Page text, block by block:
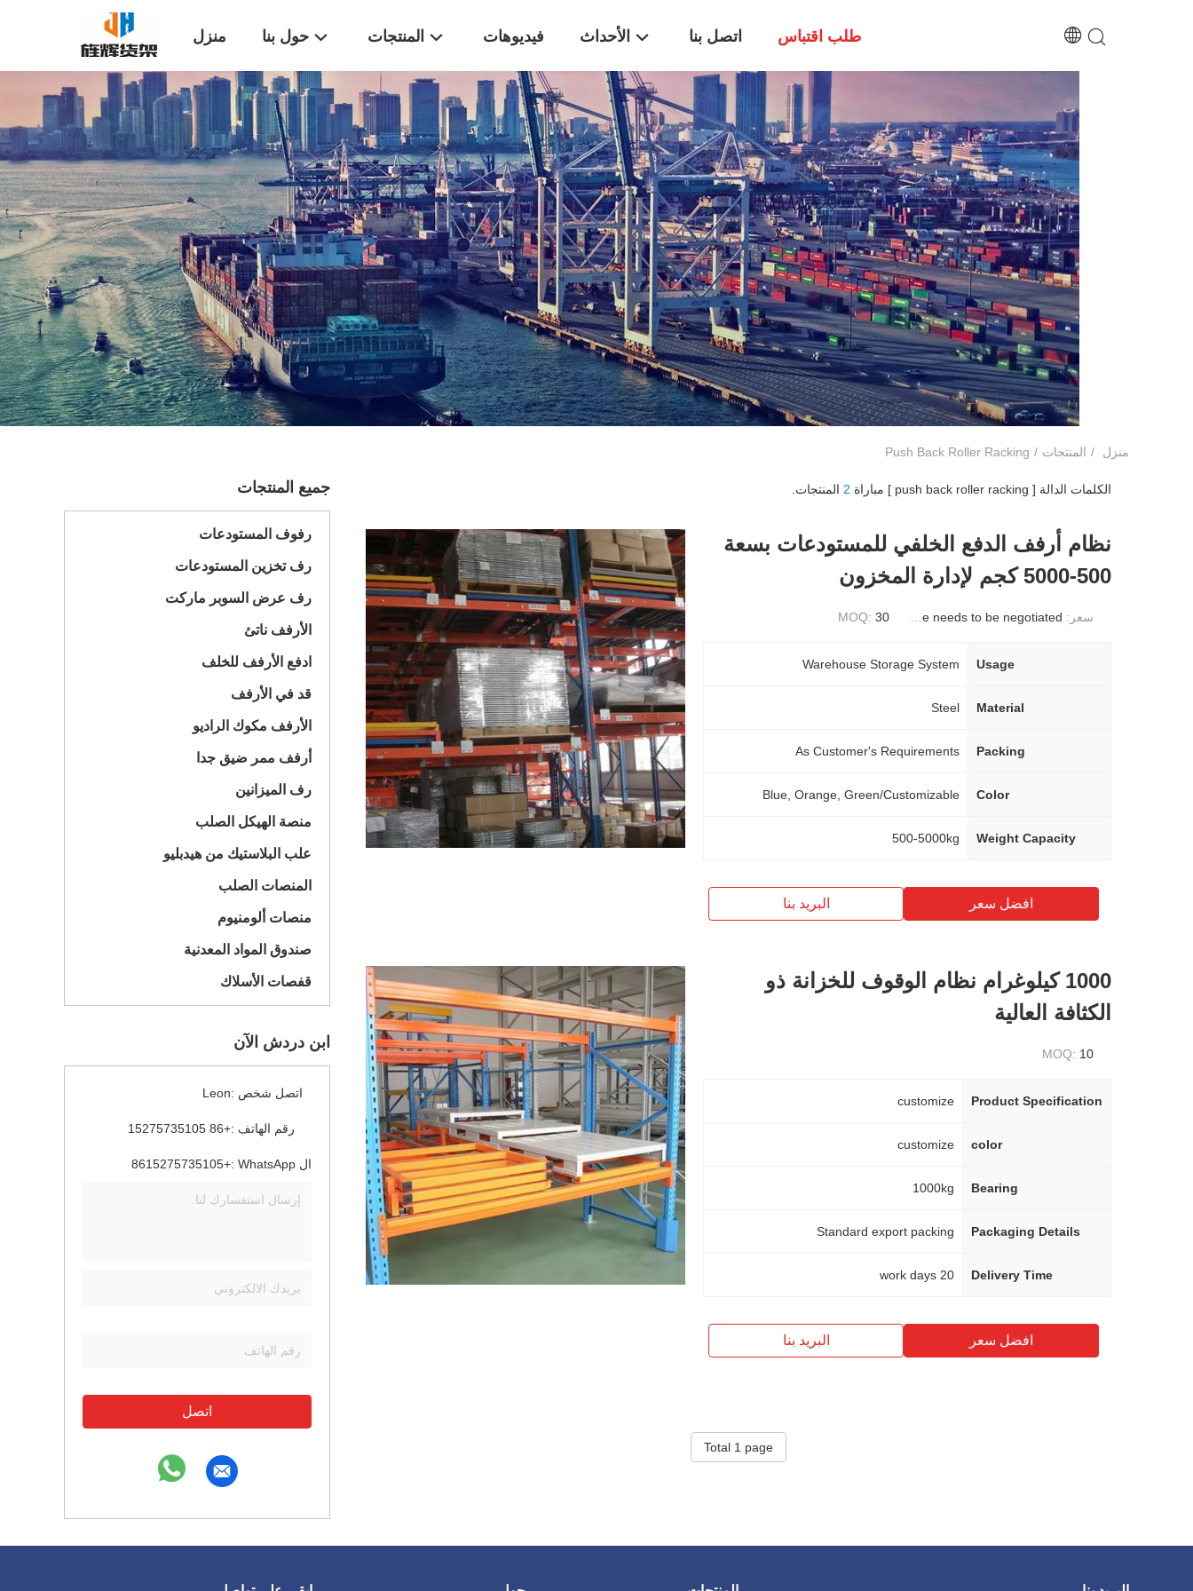
منزل حول بنا المنتجات فيديوهات الأحداث اتصل بنا طلب اقتباس
منزل / المنتجات /
Push Back Roller Racking
جميع المنتجات
رفوف المستودعات
رف تخزين المستودعات
رف عرض السوبر ماركت
الأرفف ناتئ
ادفع الأرفف للخلف
قد في الأرفف
الأرفف مكوك الراديو
أرفف ممر ضيق جدا
رف الميزانين
منصة الهيكل الصلب
علب البلاستيك من هيدبليو
المنصات الصلب
منصات ألومنيوم
صندوق المواد المعدنية
قفصات الأسلاك
ابن دردش الآن
اتصل شخص :Leon
رقم الهاتف :+86 15275735105
ال WhatsApp : +8615275735105
اتصل
الكلمات الدالة [ push back roller racking ] مباراة 2 المنتجات.
نظام أرفف الدفع الخلفي للمستودعات بسعة
500-5000 كجم لإدارة المخزون
سعر: Price needs to be negotiated
MOQ: 30
Usage
Warehouse Storage System
Material
Steel
Packing
As Customer's Requirements
Color
Blue, Orange, Green/Customizable
Weight Capacity
500-5000kg
افضل سعر البريد بنا
1000 كيلوغرام نظام الوقوف للخزانة ذو
الكثافة العالية
MOQ: 10
Product Specification
customize
color
customize
Bearing
1000kg
Packaging Details
Standard export packing
Delivery Time
20 work days
افضل سعر البريد بنا
Total 1 page